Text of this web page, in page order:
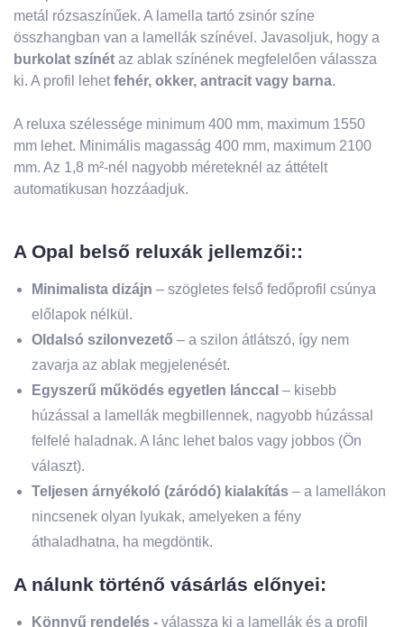
metál rózsaszínűek. A lamella tartó zsinór színe
összhangban van a lamellák színével. Javasoljuk, hogy a
burkolat színét az ablak színének megfelelően válassza
ki. A profil lehetfehér, okker, antracit vagy barna.
A reluxa szélessége minimum 400 mm, maximum 1550
mm lehet. Minimális magasság 400 mm, maximum 2100
mm. Az 1,8 m²-nél nagyobb méreteknél az áttételt
automatikusan hozzáadjuk.
A Opal belső reluxák jellemzői::
Minimalista dizájn – szögletes felső fedőprofil csúnya
előlapok nélkül.
Oldalsó szilonvezető – a szilon átlátszó, így nem
zavarja az ablak megjelenését.
Egyszerű működés egyetlen lánccal – kisebb
húzással a lamellák megbillennek, nagyobb húzással
felfelé haladnak. A lánc lehet balos vagy jobbos (Ön
választ).
Teljesen árnyékoló (záródó) kialakítás – a lamellákon
nincsenek olyan lyukak, amelyeken a fény
áthaladhatna, ha megdöntik.
A nálunk történő vásárlás előnyei:
Könnyű rendelés - válassza ki a lamellák és a profil